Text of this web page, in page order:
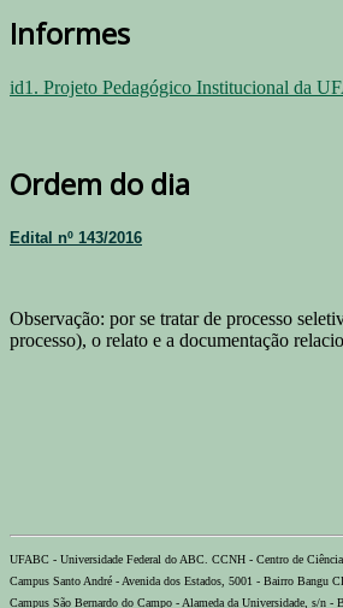
Informes
id1. Projeto Pedagógico Institucional da
Ordem do dia
Edital nº 143/2016
Observação: por se tratar de processo
processo), o relato e a documentação
UFABC - Universidade Federal do ABC. CCNH - Centro de
Campus Santo André - Avenida dos Estados, 5001 - Bairro Bangu
Campus São Bernardo do Campo - Alameda da Universidade, s/n